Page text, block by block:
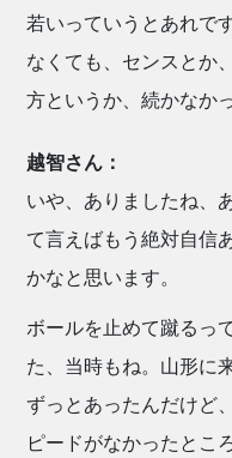
若いっていうとあれで
なくても、センスとか
方というか、続かなか
越智さん：
いや、ありましたね、
て言えばもう絶対自信
かなと思います。
ボールを止めて蹴るっ
た、当時もね。山形に
ずっとあったんだけど
ピードがなかったところ